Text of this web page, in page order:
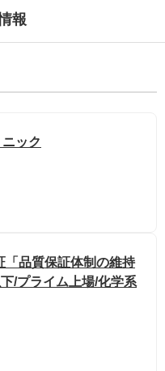
報
ック
「品質保証体制の維持
/プライム上場/化学系